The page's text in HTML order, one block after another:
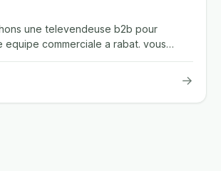
une televendeuse b2b pour
commerciale a rabat. vous
de la...
→